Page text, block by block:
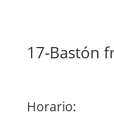
17-Bastón
Horario: